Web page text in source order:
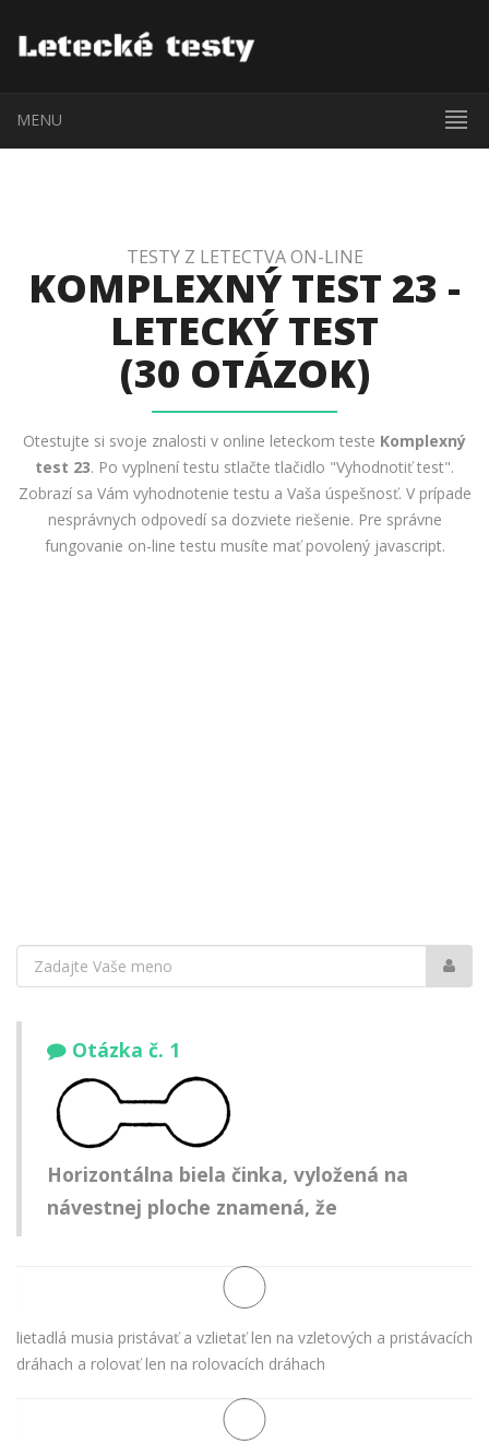
MENU
TESTY Z LETECTVA ON-LINE
KOMPLEXNÝ TEST 23 -
LETECKÝ TEST
(30 OTÁZOK)
Otestujte si svoje znalosti v online leteckom teste Komplexný
test 23. Po vyplnení testu stlačte tlačidlo "Vyhodnotiť test".
Zobrazí sa Vám vyhodnotenie testu a Vaša úspešnosť. V prípade
nesprávnych odpovedí sa dozviete riešenie. Pre správne
fungovanie on-line testu musíte mať povolený javascript.
Vaše
meno:
Otázka č. 1
Horizontálna biela činka, vyložená na
návestnej ploche znamená, že
lietadlá musia pristávať a vzlietať len na vzletových a pristávacích
dráhach a rolovať len na rolovacích dráhach